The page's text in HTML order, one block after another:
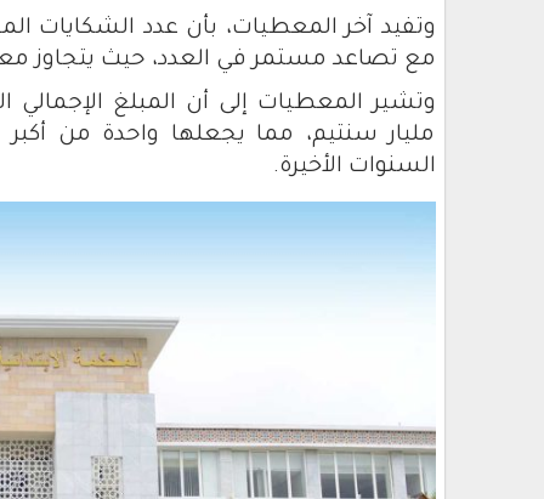
مع تصاعد مستمر في العدد، حيث يتجاوز معدل
مليار سنتيم، مما يجعلها واحدة من
السنوات الأخيرة.